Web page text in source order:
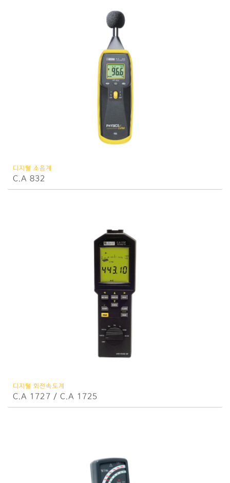
디지털 소음계
C.A 832
디지털 회전속도계
C.A 1727 / C.A 1725